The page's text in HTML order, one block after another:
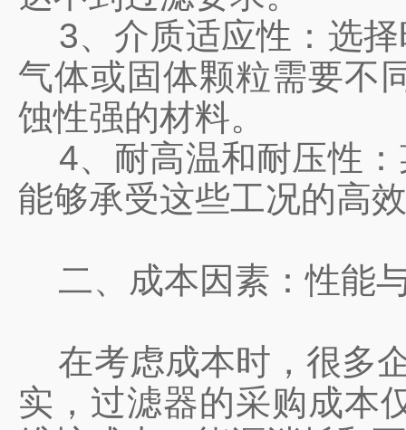
3、介质适应性：选择
气体或固体颗粒需要不
蚀性强的材料。
4、耐高温和耐压性：
能够承受这些工况的高
二、成本因素：性能
在考虑成本时，很多
实，过滤器的采购成本